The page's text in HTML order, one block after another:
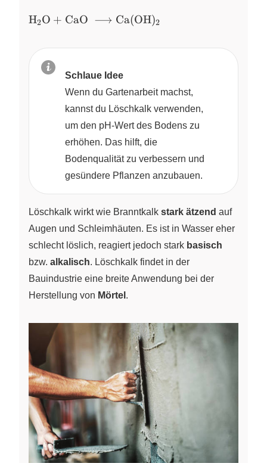
\ce{H_2O +
\longrightarrow
Ca(OH)_2}
HX
2O + CaO ⟶ Ca(OH)X
2
Schlaue Idee
Wenn du Gartenarbeit machst,
kannst du Löschkalk verwenden,
um den pH-Wert des Bodens zu
erhöhen. Das hilft, die
Bodenqualität zu verbessern und
gesündere Pflanzen anzubauen.
Löschkalk wirkt wie Branntkalk stark ätzend auf
Augen und Schleimhäuten. Es ist in Wasser eher
schlecht löslich, reagiert jedoch stark basisch
bzw. alkalisch. Löschkalk findet in der
Bauindustrie eine breite Anwendung bei der
Herstellung von Mörtel .